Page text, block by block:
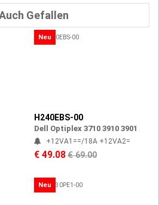
Gefallen
Neu
H240EBS-00
Dell Optiplex 3710 3910 3901
+12VA1==/18A +12VA2=
€ 49.08€ 69.00
Neu